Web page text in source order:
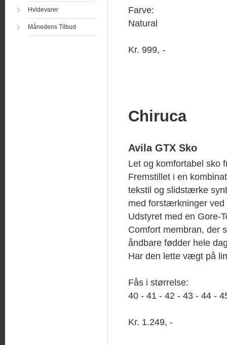
Hvidevarer
Månedens Tilbud
Farve:
Natural
Kr. 999, -
Chiruca
Avila GTX Sko
Let og komfortabel sko
Fremstillet i en
tekstil og slidstærke
med forstærkninger
Udstyret med en Gore-
Comfort membran, der
åndbare fødder hele
Har den lette vægt på
Fås i størrelse:
40 - 41 - 42 - 43 - 44 -
Kr. 1.249, -